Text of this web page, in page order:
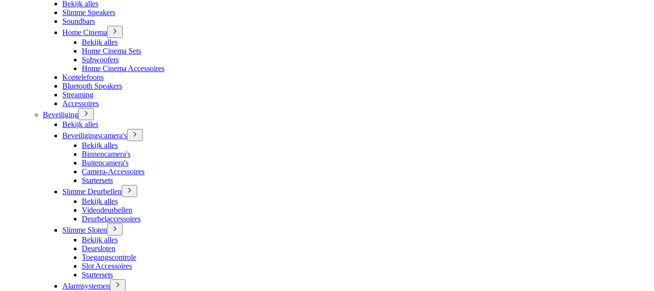
Bekijk alles
Slimme Speakers
Soundbars
Home Cinema
Bekijk alles
Home Cinema Sets
Subwoofers
Home Cinema Accessoires
Koptelefoons
Bluetooth Speakers
Streaming
Accessoires
Beveiliging
Bekijk alles
Beveiligingscamera's
Bekijk alles
Binnencamera's
Buitencamera's
Camera-Accessoires
Startersets
Slimme Deurbellen
Bekijk alles
Videodeurbellen
Deurbelaccessoires
Slimme Sloten
Bekijk alles
Deursloten
Toegangscontrole
Slot Accessoires
Startersets
Alarmsystemen